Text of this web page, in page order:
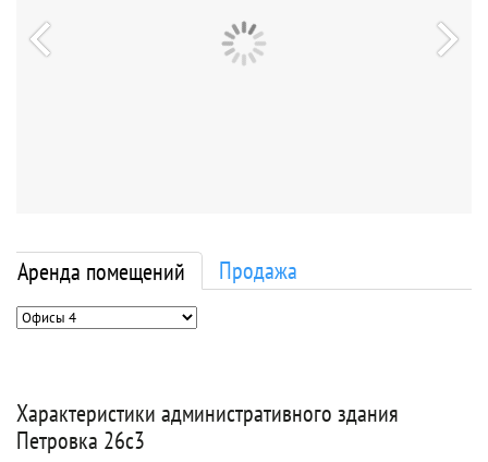
Аренда помещений Продажа
Характеристики административного здания
Петровка 26с3